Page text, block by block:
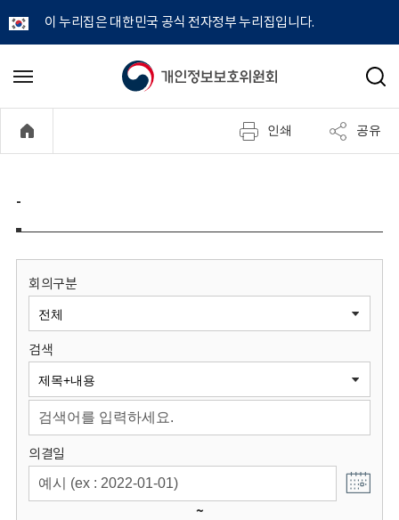
이 누리집은 대한민국 공식 전자정부 누리집입니다.
개
정
보
원
회
메
기
검
인쇄 공유
-
회의구분
검색
의결일
~